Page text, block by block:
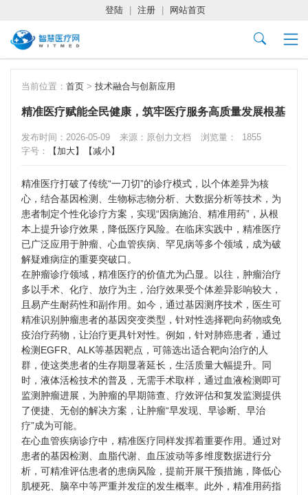
登陆 注册 网站首页
当前位置： 首页 > 技术融合与创新应用
精准医疗赋能全民健康，筑牢医疗服务高质量发展根基
发布时间：2026-05-09 来源：原创力文档 浏览量：
1855
字号：
【加大】 【减小】
精准医疗打破了传统“一刀切”的诊疗模式，以个体差异为核
心，结合基因检测、生物标志物分析、大数据分析等技术，为
患者制定个性化诊疗方案，实现“因病施治、精准用药”，从根
本上提升诊疗效果，降低医疗风险。在临床实践中，精准医疗
已广泛应用于肿瘤、心血管疾病、罕见病等多个领域，成为破
解疑难病症的重要突破口。
在肿瘤诊疗领域，精准医疗的价值尤为凸显。以往，肿瘤治疗
多以手术、化疗、放疗为主，治疗效果受个体差异影响较大，
且易产生耐药性和副作用。如今，通过基因测序技术，医生可
精准识别肿瘤患者的基因突变类型，针对性选择靶向药物或免
疫治疗药物，让治疗更具针对性。例如，针对肺癌患者，通过
检测EGFR、ALK等基因靶点，可筛选出适合靶向治疗的人
群，使这类患者的生存期显著延长，生活质量大幅提升。同
时，液体活检技术的普及，无需手术取样，通过血液检测即可
监测肿瘤进展，为肿瘤的早期筛查、疗效评估和复发监测提供
了便捷、无创的解决方案，让肿瘤“早发现、早诊断、早治
疗”成为可能。
在心血管疾病诊疗中，精准医疗同样发挥着重要作用。通过对
患者的基因检测、血脂代谢、血压波动等多维度数据进行分
析，可精准评估患者的患病风险，提前开展干预措施，降低心
肌梗死、脑卒中等严重并发症的发生概率。此外，精准用药指